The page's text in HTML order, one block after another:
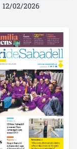
12/02/2026